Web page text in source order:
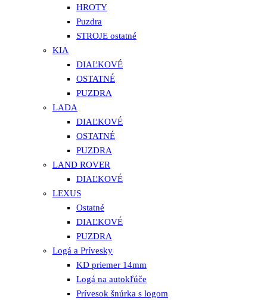
HROTY
Puzdra
STROJE ostatné
KIA
DIAĽKOVÉ
OSTATNÉ
PUZDRA
LADA
DIAĽKOVÉ
OSTATNÉ
PUZDRA
LAND ROVER
DIAĽKOVÉ
LEXUS
Ostatné
DIAĽKOVÉ
PUZDRA
Logá a Prívesky
KD priemer 14mm
Logá na autokľúče
Prívesok šnúrka s logom